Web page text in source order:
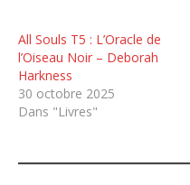
All Souls T5 : L’Oracle de
l’Oiseau Noir – Deborah
Harkness
30 octobre 2025
Dans "Livres"